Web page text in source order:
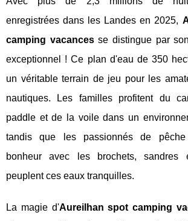
enregistrées dans les Landes en 2025,
camping vacancesse distingue par
exceptionnel ! Ce plan d'eau de 350
un véritable terrain de jeu pour les
nautiques. Les familles profitent du
paddle et de la voile dans un
tandis que les passionnés de
bonheur avec les brochets, sandres
peuplent ces eaux tranquilles.
La magie d'Aureilhan spot camping